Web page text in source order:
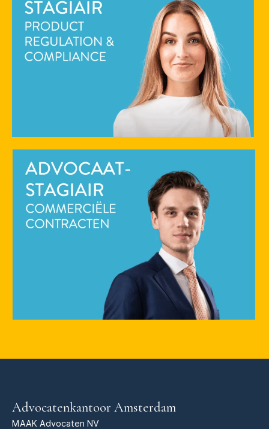
Advocatenkantoor Amsterdam
MAAK Advocaten NV